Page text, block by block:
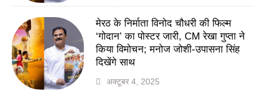
मेरठ के निर्माता विनोद चौधरी की फिल्म
‘गोदान’ का पोस्टर जारी, CM रेखा गुप्ता ने
किया विमोचन; मनोज जोशी-उपासना सिंह
दिखेंगे साथ
अक्टूबर 4, 2025